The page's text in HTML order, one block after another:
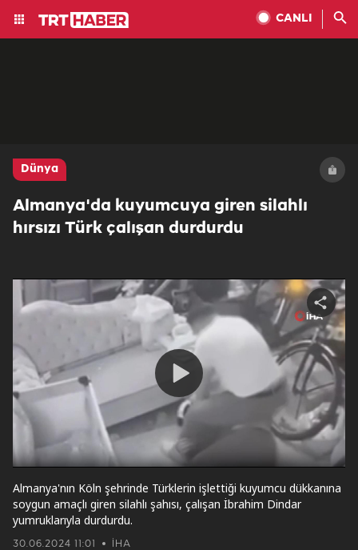
CANLI
Dünya
Almanya'da kuyumcuya giren silahlı
hırsızı Türk çalışan durdurdu
Play
Video
Share
video
30.06.2024 11:01 İHA
Almanya'nın Köln şehrinde Türklerin işlettiği kuyumcu dükkanına
soygun amaçlı giren silahlı şahısı, çalışan İbrahim Dindar
yumruklarıyla durdurdu.